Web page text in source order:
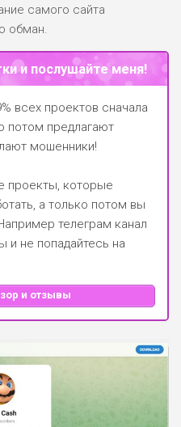
самого сайта
обман.
и послушайте меня!
всех проектов сначала
потом предлагают
мошенники!
проекты, которые
а только потом вы
телеграм канал
и не попадайтесь на
и отзывы